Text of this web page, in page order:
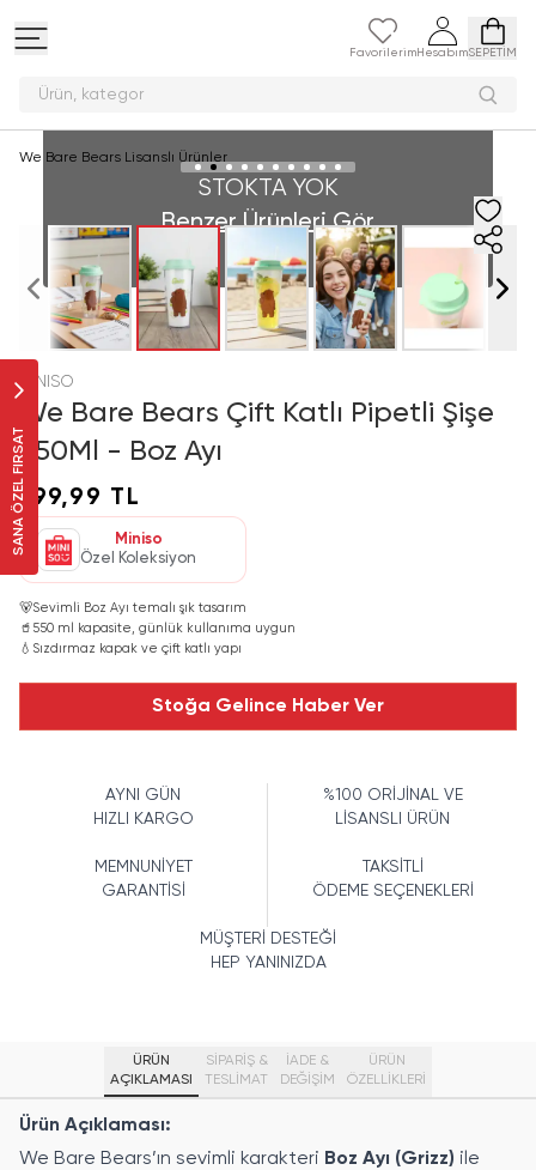
Favorilerim HesabımSEPETİM
Ürün, ka
SANA ÖZEL FIRSAT
We Bare Bears Lisanslı Ürünler
STOKTA YOK
Benzer Ürünleri Gör
MINISO
We Bare Bears Çift Katlı Pipetli Şişe
550Ml - Boz Ayı
199,99 TL
Miniso
Özel Koleksiyon
🐻Sevimli Boz Ayı temalı şık tasarım
🥤 550 ml kapasite, günlük kullanıma uygun
💧 Sızdırmaz kapak ve çift katlı yapı
Stoğa Gelince Haber Ver
AYNI GÜN
HIZLI KARGO
%100 ORİJİNAL VE
LİSANSLI ÜRÜN
MEMNUNİYET
GARANTİSİ
TAKSİTLİ
ÖDEME SEÇENEKLERİ
MÜŞTERİ DESTEĞİ
HEP YANINIZDA
ÜRÜN
AÇIKLAMASI
SİPARİŞ &
TESLİMAT
İADE &
DEĞİŞİM
ÜRÜN
ÖZELLIKLERI
Ürün Açıklaması:
We Bare Bears’ın sevimli karakteri Boz Ayı (Grizz) ile